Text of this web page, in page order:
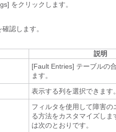
をクリックします。
認します。
説明
[Fault Entries] テーブルの
ます。
表示する列を選択できます。
フィルタを使用して障害の
る方法をカスタマイズしま
は次のとおりです。